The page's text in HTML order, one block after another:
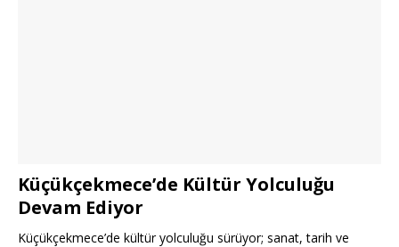
Küçükçekmece’de Kültür Yolculuğu
Devam Ediyor
Küçükçekmece’de kültür yolculuğu sürüyor; sanat, tarih ve